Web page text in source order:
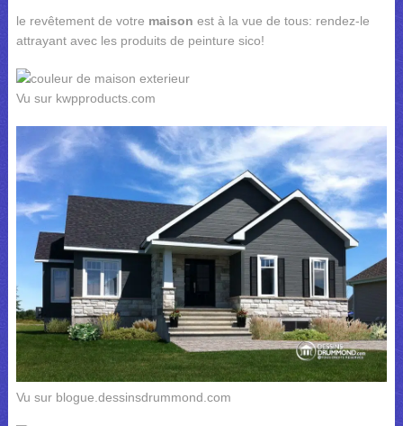
le revêtement de votre maison est à la vue de tous: rendez-le
attrayant avec les produits de peinture sico!
Vu sur kwpproducts.com
Vu sur blogue.dessinsdrummond.com